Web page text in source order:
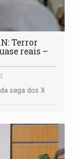
Terror
reais –
saga dos X